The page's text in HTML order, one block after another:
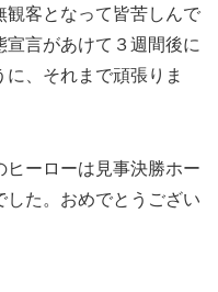
観客となって皆苦しんで
宣言があけて３週間後に
、それまで頑張りま
ヒーローは見事決勝ホー
した。おめでとうござい